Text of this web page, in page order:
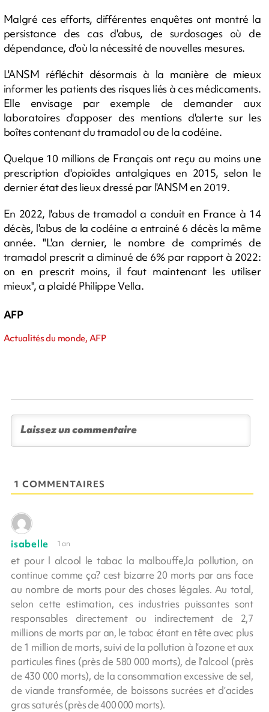
Malgré ces efforts, différentes enquêtes ont montré la
persistance des cas d'abus, de surdosages où de
dépendance, d'où la nécessité de nouvelles mesures.
L'ANSM réfléchit désormais à la manière de mieux
informer les patients des risques liés à ces médicaments.
Elle envisage par exemple de demander aux
laboratoires d'apposer des mentions d'alerte sur les
boîtes contenant du tramadol ou de la codéine.
Quelque 10 millions de Français ont reçu au moins une
prescription d'opioïdes antalgiques en 2015, selon le
dernier état des lieux dressé par l'ANSM en 2019.
En 2022, l'abus de tramadol a conduit en France à 14
décès, l'abus de la codéine a entrainé 6 décès la même
année. "L'an dernier, le nombre de comprimés de
tramadol prescrit a diminué de 6% par rapport à 2022:
on en prescrit moins, il faut maintenant les utiliser
mieux", a plaidé Philippe Vella.
AFP
Actualités du monde, AFP
1 COMMENTAIRES
isabelle 1 an
et pour l alcool le tabac la malbouffe,la pollution, on
continue comme ça? cest bizarre 20 morts par ans face
au nombre de morts pour des choses légales. Au total,
selon cette estimation, ces industries puissantes sont
responsables directement ou indirectement de 2,7
millions de morts par an, le tabac étant en tête avec plus
de 1 million de morts, suivi de la pollution à l’ozone et aux
particules fines (près de 580 000 morts), de l’alcool (près
de 430 000 morts), de la consommation excessive de sel,
de viande transformée, de boissons sucrées et d’acides
gras saturés (près de 400 000 morts).